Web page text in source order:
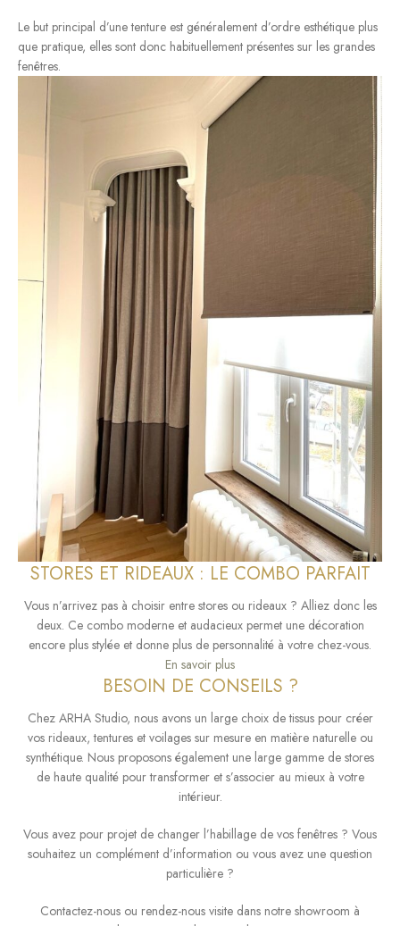
Le but principal d’une tenture est généralement d’ordre esthétique plus
que pratique, elles sont donc habituellement présentes sur les grandes
fenêtres.
STORES ET RIDEAUX : LE COMBO PARFAIT
Vous n’arrivez pas à choisir entre stores ou rideaux ? Alliez donc les
deux. Ce combo moderne et audacieux permet une décoration
encore plus stylée et donne plus de personnalité à votre chez-vous.
En savoir plus
BESOIN DE CONSEILS ?
Chez ARHA Studio, nous avons un large choix de tissus pour créer
vos rideaux, tentures et voilages sur mesure en matière naturelle ou
synthétique. Nous proposons également une large gamme de stores
de haute qualité pour transformer et s’associer au mieux à votre
intérieur.
Vous avez pour projet de changer l’habillage de vos fenêtres ? Vous
souhaitez un complément d’information ou vous avez une question
particulière ?
Contactez-nous ou rendez-nous visite dans notre showroom à